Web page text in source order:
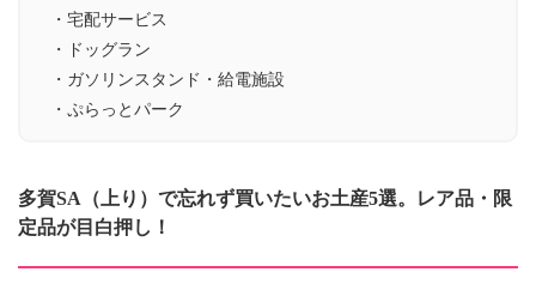
・宅配サービス
・ドッグラン
・ガソリンスタンド・給電施設
・ぷらっとパーク
多賀SA（上り）で忘れず買いたいお土産5選。レア品・限
定品が目白押し！